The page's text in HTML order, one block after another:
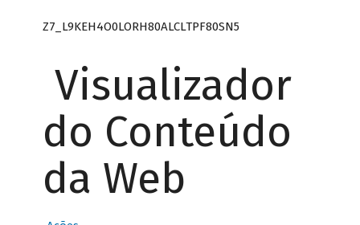
Z7_L9KEH4O0LORH80ALCLTPF80SN5
Visualizador
do Conteúdo
da Web